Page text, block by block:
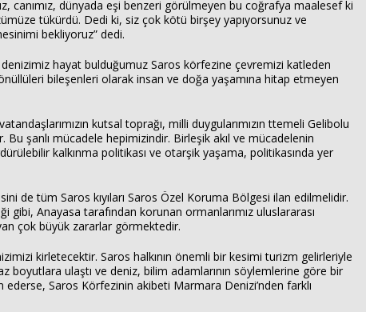
canımız, dünyada eşi benzeri görülmeyen bu coğrafya maalesef ki
tükürdü. Dedi ki, siz çok kötü birşey yapıyorsunuz ve
bekliyoruz” dedi.
hayat bulduğumuz Saros körfezine çevremizi katleden
bileşenleri olarak insan ve doğa yaşamına hitap etmeyen
kutsal toprağı, milli duygularımızın ttemeli Gelibolu
Bu şanlı mücadele hepimizindir. Birleşik akıl ve mücadelenin
kalkınma politikası ve otarşik yaşama, politikasında yer
de tüm Saros kıyıları Saros Özel Koruma Bölgesi ilan edilmelidir.
Anayasa tarafından korunan ormanlarımız uluslararası
çok büyük zararlar görmektedir.
kirletecektir. Saros halkının önemli bir kesimi turizm gelirleriyle
boyutlara ulaştı ve deniz, bilim adamlarının söylemlerine göre bir
Saros Körfezinin akibeti Marmara Denizi’nden farklı
Haberin Doğru Adresi.